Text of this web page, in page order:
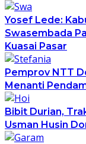
Yosef Lede:
Swasembada
Kuasai Pasar
Pemprov NTT
Menanti
Bibit Durian,
Usman Husin